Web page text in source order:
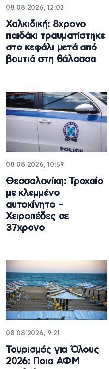
08.08.2026, 12:02
Χαλκιδική: 8χρονο
παιδάκι τραυματίστηκε
στο κεφάλι μετά από
βουτιά στη θάλασσα
08.08.2026, 10:59
Θεσσαλονίκη: Τροχαίο
με κλεμμένο
αυτοκίνητο –
Χειροπέδες σε
37χρονο
08.08.2026, 9:21
Τουρισμός για Όλους
2026: Ποια ΑΦΜ